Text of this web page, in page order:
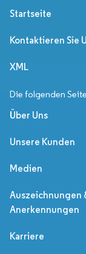
Startseite
Kontaktieren Sie
XML
Die folgenden
Über Uns
Unsere Kunden
Medien
Auszeichnungen
Anerkennungen
Karriere